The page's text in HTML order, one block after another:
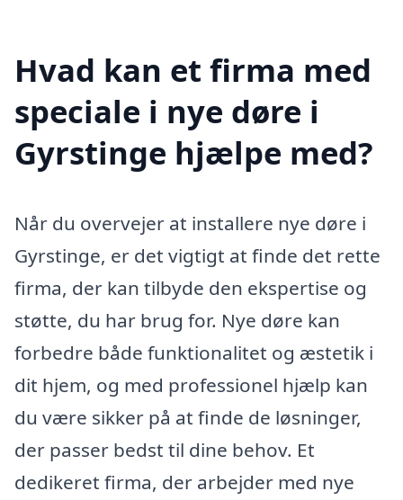
Hvad kan et firma med
speciale i nye døre i
Gyrstinge hjælpe med?
Når du overvejer at installere nye døre i
Gyrstinge, er det vigtigt at finde det rette
firma, der kan tilbyde den ekspertise og
støtte, du har brug for. Nye døre kan
forbedre både funktionalitet og æstetik i
dit hjem, og med professionel hjælp kan
du være sikker på at finde de løsninger,
der passer bedst til dine behov. Et
dedikeret firma, der arbejder med nye